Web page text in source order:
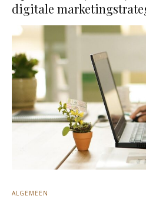
digitale
ALGEMEEN